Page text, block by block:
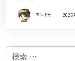
アンドゥ 2026
検